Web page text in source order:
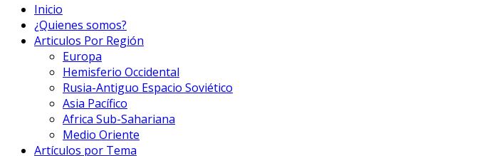
Inicio
¿Quienes somos?
Articulos Por Región
Europa
Hemisferio Occidental
Rusia-Antiguo Espacio Soviético
Asia Pacífico
Africa Sub-Sahariana
Medio Oriente
Artículos por Tema